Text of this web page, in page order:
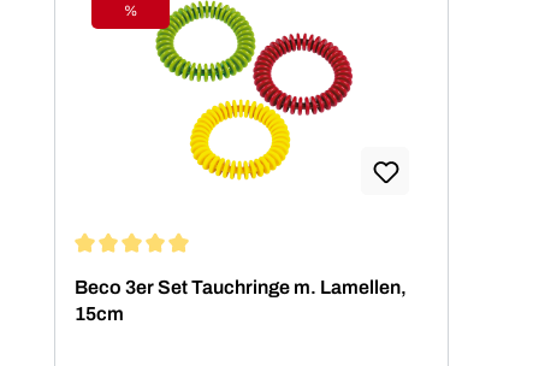
Rabatt
%
Beco 3er Set Tauchringe m. Lamellen,
15cm